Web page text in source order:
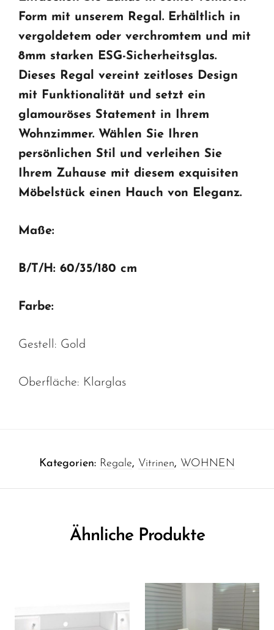
Form mit unserem Regal. Erhältlich in
vergoldetem oder verchromtem und mit
8mm starken ESG-Sicherheitsglas.
Dieses Regal vereint zeitloses Design
mit Funktionalität und setzt ein
glamouröses Statement in Ihrem
Wohnzimmer. Wählen Sie Ihren
persönlichen Stil und verleihen Sie
Ihrem Zuhause mit diesem exquisiten
Möbelstück einen Hauch von Eleganz.
Maße:
B/T/H : 60/35/180 cm
Farbe:
Gestell: Gold
Oberfläche: Klarglas
Kategorien: Regale, Vitrinen, WOHNEN
Ähnliche Produkte